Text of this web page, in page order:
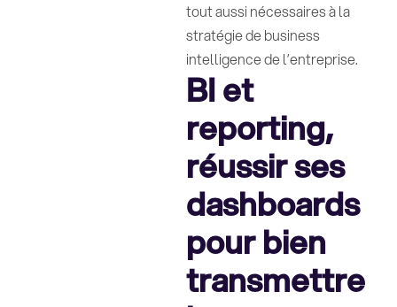
tout aussi nécessaires à la
stratégie de business
intelligence de l’entreprise.
BI et
reporting,
réussir ses
dashboards
pour bien
transmettre